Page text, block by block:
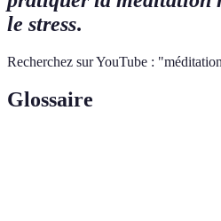
le stress.
Recherchez sur YouTube :
Glossaire